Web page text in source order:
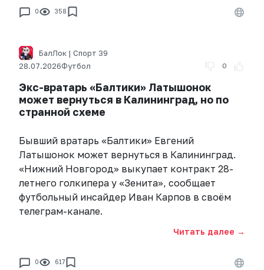
0 358
0
БалЛок | Спорт 39
28.07.2026Футбол
Экс-вратарь «Балтики» Латышонок
может вернуться в Калининград, но по
странной схеме
Бывший вратарь «Балтики» Евгений
Латышонок может вернуться в Калининград.
«Нижний Новгород» выкупает контракт 28-
летнего голкипера у «Зенита», сообщает
футбольный инсайдер Иван Карпов в своём
телеграм-канале.
Читать далее →
0 617